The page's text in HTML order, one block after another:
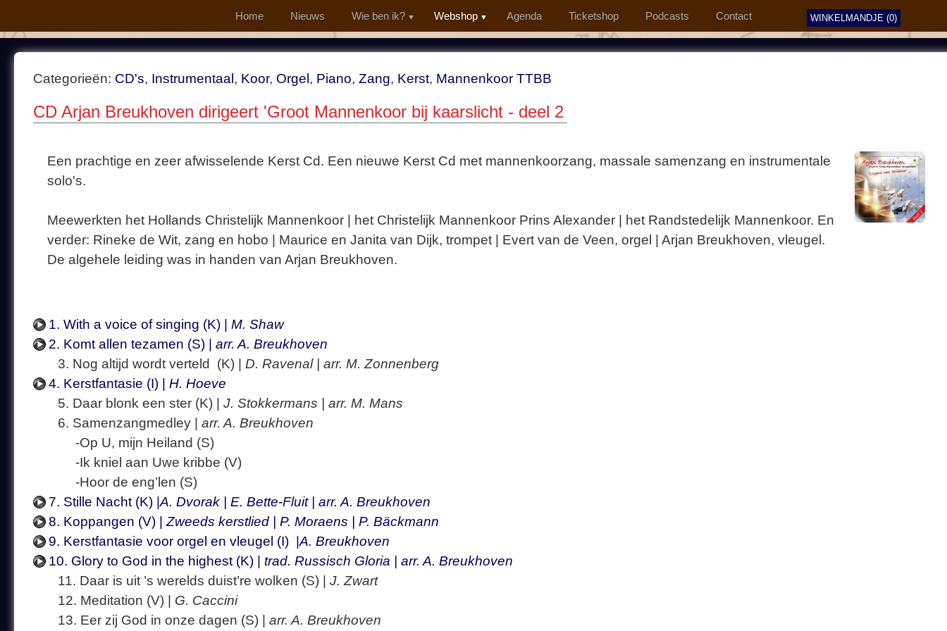
Home Nieuws Wie ben ik? Webshop Agenda Ticketshop Podcasts Contact WINKELMANDJE (0)
Categorieën: CD's, Instrumentaal , Koor, Orgel , Piano, Zang, Kerst, Mannenkoor TTBB
CD Arjan Breukhoven dirigeert 'Groot Mannenkoor bij kaarslicht - deel 2
Een prachtige en zeer afwisselende Kerst Cd. Een nieuwe Kerst Cd met mannenkoorzang, massale samenzang en instrumentale
solo's.
Meewerkten het Hollands Christelijk Mannenkoor | het Christelijk Mannenkoor Prins Alexander | het Randstedelijk Mannenkoor. En
verder: Rineke de Wit, zang en hobo | Maurice en Janita van Dijk, trompet | Evert van de Veen, orgel | Arjan Breukhoven, vleugel.
De algehele leiding was in handen van Arjan Breukhoven.
1. With a voice of singing (K) | M. Shaw
2. Komt allen tezamen (S) | arr. A. Breukhoven
3. Nog altijd wordt verteld (K) | D. Ravenal | arr. M. Zonnenberg
4. Kerstfantasie (I) | H. Hoeve
5. Daar blonk een ster (K) | J. Stokkermans | arr. M. Mans
6. Samenzangmedley | arr. A. Breukhoven
-Op U, mijn Heiland (S)
-Ik kniel aan Uwe kribbe (V)
-Hoor de eng’len (S)
7. Stille Nacht (K) | A. Dvorak | E. Bette-Fluit | arr. A. Breukhoven
8. Koppangen (V) | Zweeds kerstlied | P. Moraens | P. Bäckmann
9. Kerstfantasie voor orgel en vleugel (I) | A. Breukhoven
10. Glory to God in the highest (K) | trad. Russisch Gloria | arr. A. Breukhoven
11. Daar is uit ’s werelds duist’re wolken (S) | J. Zwart
12. Meditation (V) | G. Caccini
13. Eer zij God in onze dagen (S) | arr. A. Breukhoven